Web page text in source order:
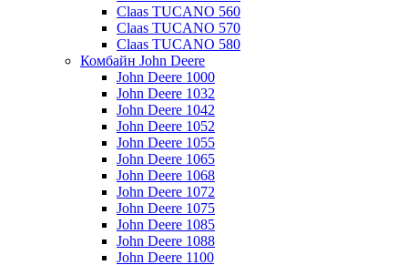
Claas TUCANO 560
Claas TUCANO 570
Claas TUCANO 580
Комбайн John Deere
John Deere 1000
John Deere 1032
John Deere 1042
John Deere 1052
John Deere 1055
John Deere 1065
John Deere 1068
John Deere 1072
John Deere 1075
John Deere 1085
John Deere 1088
John Deere 1100